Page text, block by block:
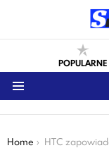
POPULARNE
You are here:
Home HTC zapowiada event na 12 kwietnia – premiera HTC 10 już